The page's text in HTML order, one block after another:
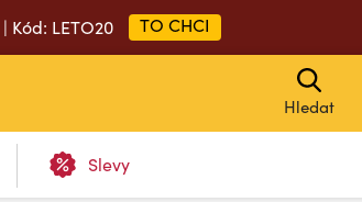
LETO20 TO CHCI
Slevy
Hledat